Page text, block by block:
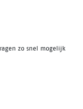
zo snel mogelijk